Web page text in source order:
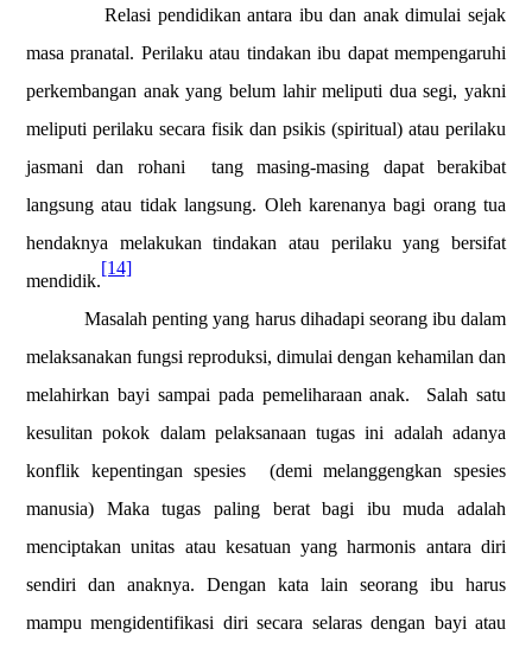
Relasi pendidikan antara ibu dan anak dimulai sejak
masa pranatal. Perilaku atau tindakan ibu dapat mempengaruhi
perkembangan anak yang belum lahir meliputi dua segi, yakni
meliputi perilaku secara fisik dan psikis (spiritual) atau perilaku
jasmani dan rohani
tang masing-masing dapat berakibat
langsung atau tidak langsung. Oleh karenanya bagi orang tua
hendaknya melakukan tindakan atau perilaku yang bersifat
mendidik.
[14]
Masalah penting yang harus dihadapi seorang ibu dalam
melaksanakan fungsi reproduksi, dimulai dengan kehamilan dan
melahirkan bayi sampai pada pemeliharaan anak.
Salah satu
kesulitan pokok dalam pelaksanaan tugas ini adalah adanya
konflik kepentingan spesies
(demi melanggengkan spesies
manusia) Maka tugas paling berat bagi ibu muda adalah
menciptakan unitas atau kesatuan yang harmonis antara diri
sendiri dan anaknya. Dengan kata lain seorang ibu harus
mampu mengidentifikasi diri secara selaras dengan bayi atau